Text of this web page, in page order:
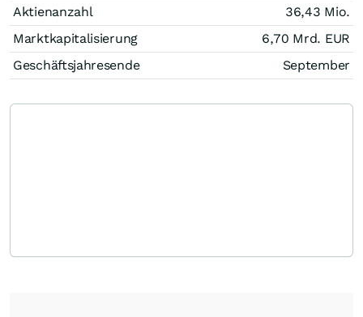
Aktienanzahl
36,43 Mio.
Marktkapitalisierung
6,70 Mrd. EUR
Geschäftsjahresende
September